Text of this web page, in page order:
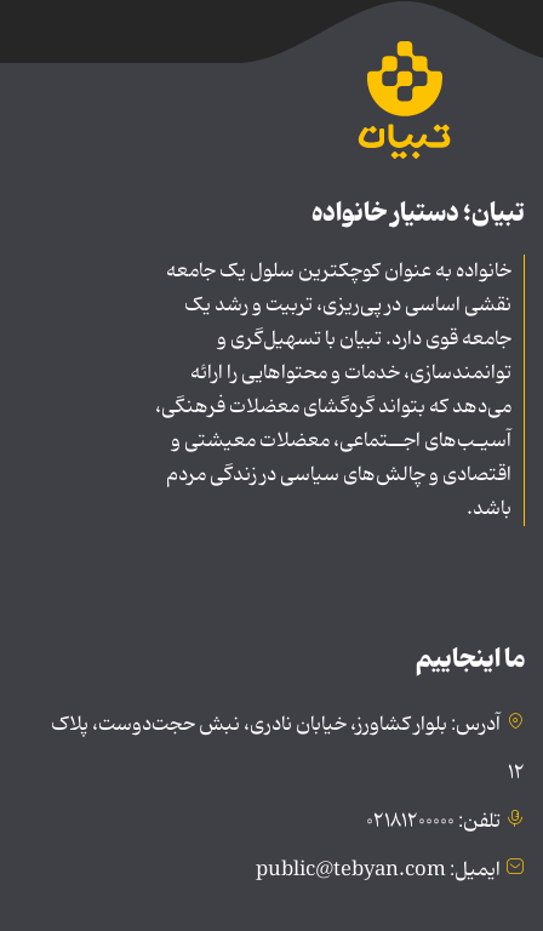
تبیان؛ دستیار خانواده
خانواده به عنوان کوچکترین سلول یک جامعه
نقشی اساسی در پی‌ریزی، تربیت و رشد یک
جامعه قوی دارد. تبیان با تسهیل‌گری و
توانمندسازی، خدمات و محتواهایی را ارائه
می‌دهد که بتواند گره‌گشای معضلات فرهنگی،
آسیـب‌های اجــتماعی، معضلات معیشتی و
اقتصادی و چالش‌های سیاسی در زندگی مردم
باشد.
ما اینجاییم
آدرس: بلوار کشاورز، خیابان نادری، نبش حجت‌دوست، پلاک
۱۲
تلفن: ۰۲۱۸۱۲۰۰۰۰۰
ایمیل: public@tebyan.com